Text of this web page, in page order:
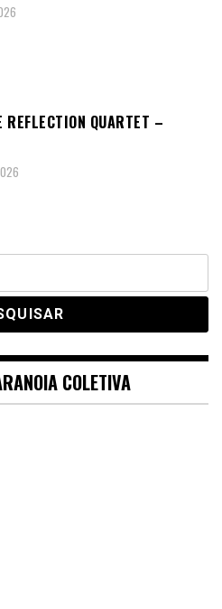
REFLECTION QUARTET –
COLETIVA